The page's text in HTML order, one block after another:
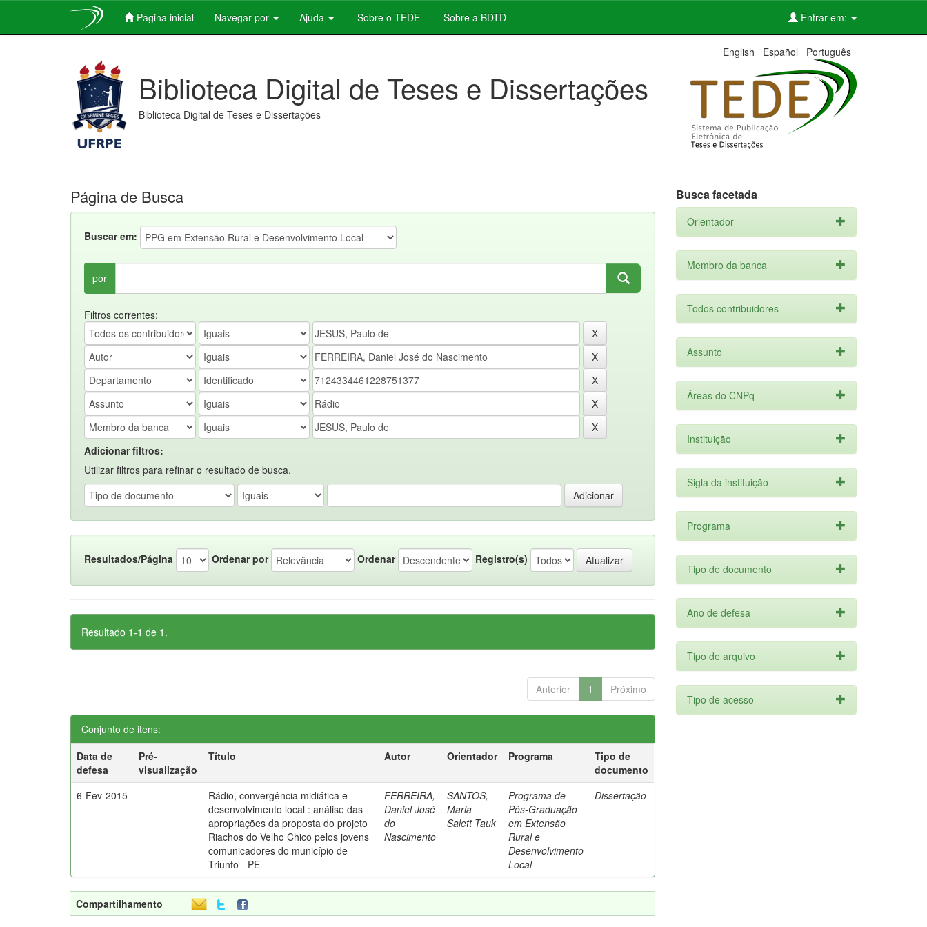
Página inicial Navegar por Ajuda Sobre o TEDE Sobre a BDTD Entrar em:
English Español Português
Biblioteca Digital de Teses e Dissertações
Biblioteca Digital de Teses e Dissertações
Página de Busca
Buscar em:
por
Filtros correntes:
Adicionar filtros:
Utilizar filtros para refinar o resultado de busca.
Resultados/Página Ordenar por Ordenar Registro(s)
Resultado 1-1 de 1.
Anterior 1 Próximo
Conjunto de itens:
Data de
defesa
Pré-
visualização
Título Autor Orientador Programa
Tipo de
documento
6-Fev-2015
Rádio, convergência midiática e
desenvolvimento local : análise das
apropriações da proposta do projeto
Riachos do Velho Chico pelos jovens
comunicadores do município de
Triunfo - PE
FERREIRA,
Daniel José
do
Nascimento
SANTOS,
Maria
Salett Tauk
Programa de
Pós-Graduação
em Extensão
Rural e
Desenvolvimento
Local
Dissertação
Compartilhamento
Busca facetada
Orientador
Membro da banca
Todos contribuidores
Assunto
Áreas do CNPq
Instituição
Sigla da instituição
Programa
Tipo de documento
Ano de defesa
Tipo de arquivo
Tipo de acesso